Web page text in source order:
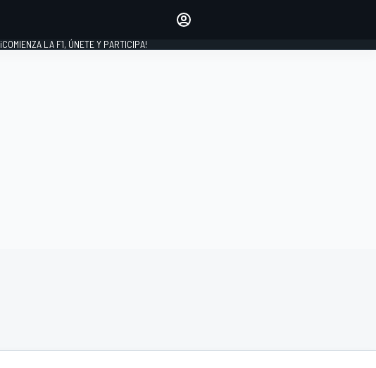
INICIAR SESIÓN
¡COMIENZA LA F1, ÚNETE Y PARTICIPA!